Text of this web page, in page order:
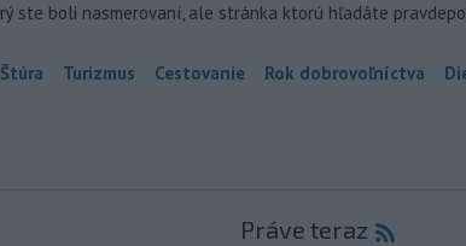
ste boli nasmerovaní, ale stránka ktorú hľadáte
Turizmus Cestovanie Rok dobrovoľníctva
Práve teraz